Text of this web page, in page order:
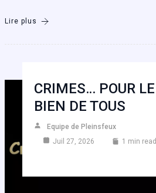
Lire plus
CRIMES… POUR LE
BIEN DE TOUS
Equipe de Pleinsfeux
Juil 27, 2026
1 min read